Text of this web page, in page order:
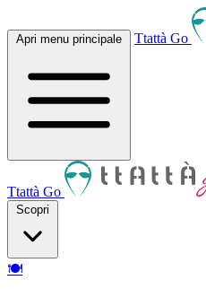
Apri menu principale Ttattà Go
Ttattà Go
Scopri
🍽